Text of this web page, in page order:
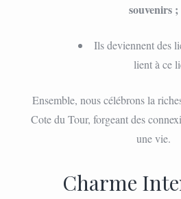
souvenirs ;
Ils deviennent des
lient à ce
Ensemble, nous célébrons la
Cote du Tour, forgeant des
une vie.
Charme